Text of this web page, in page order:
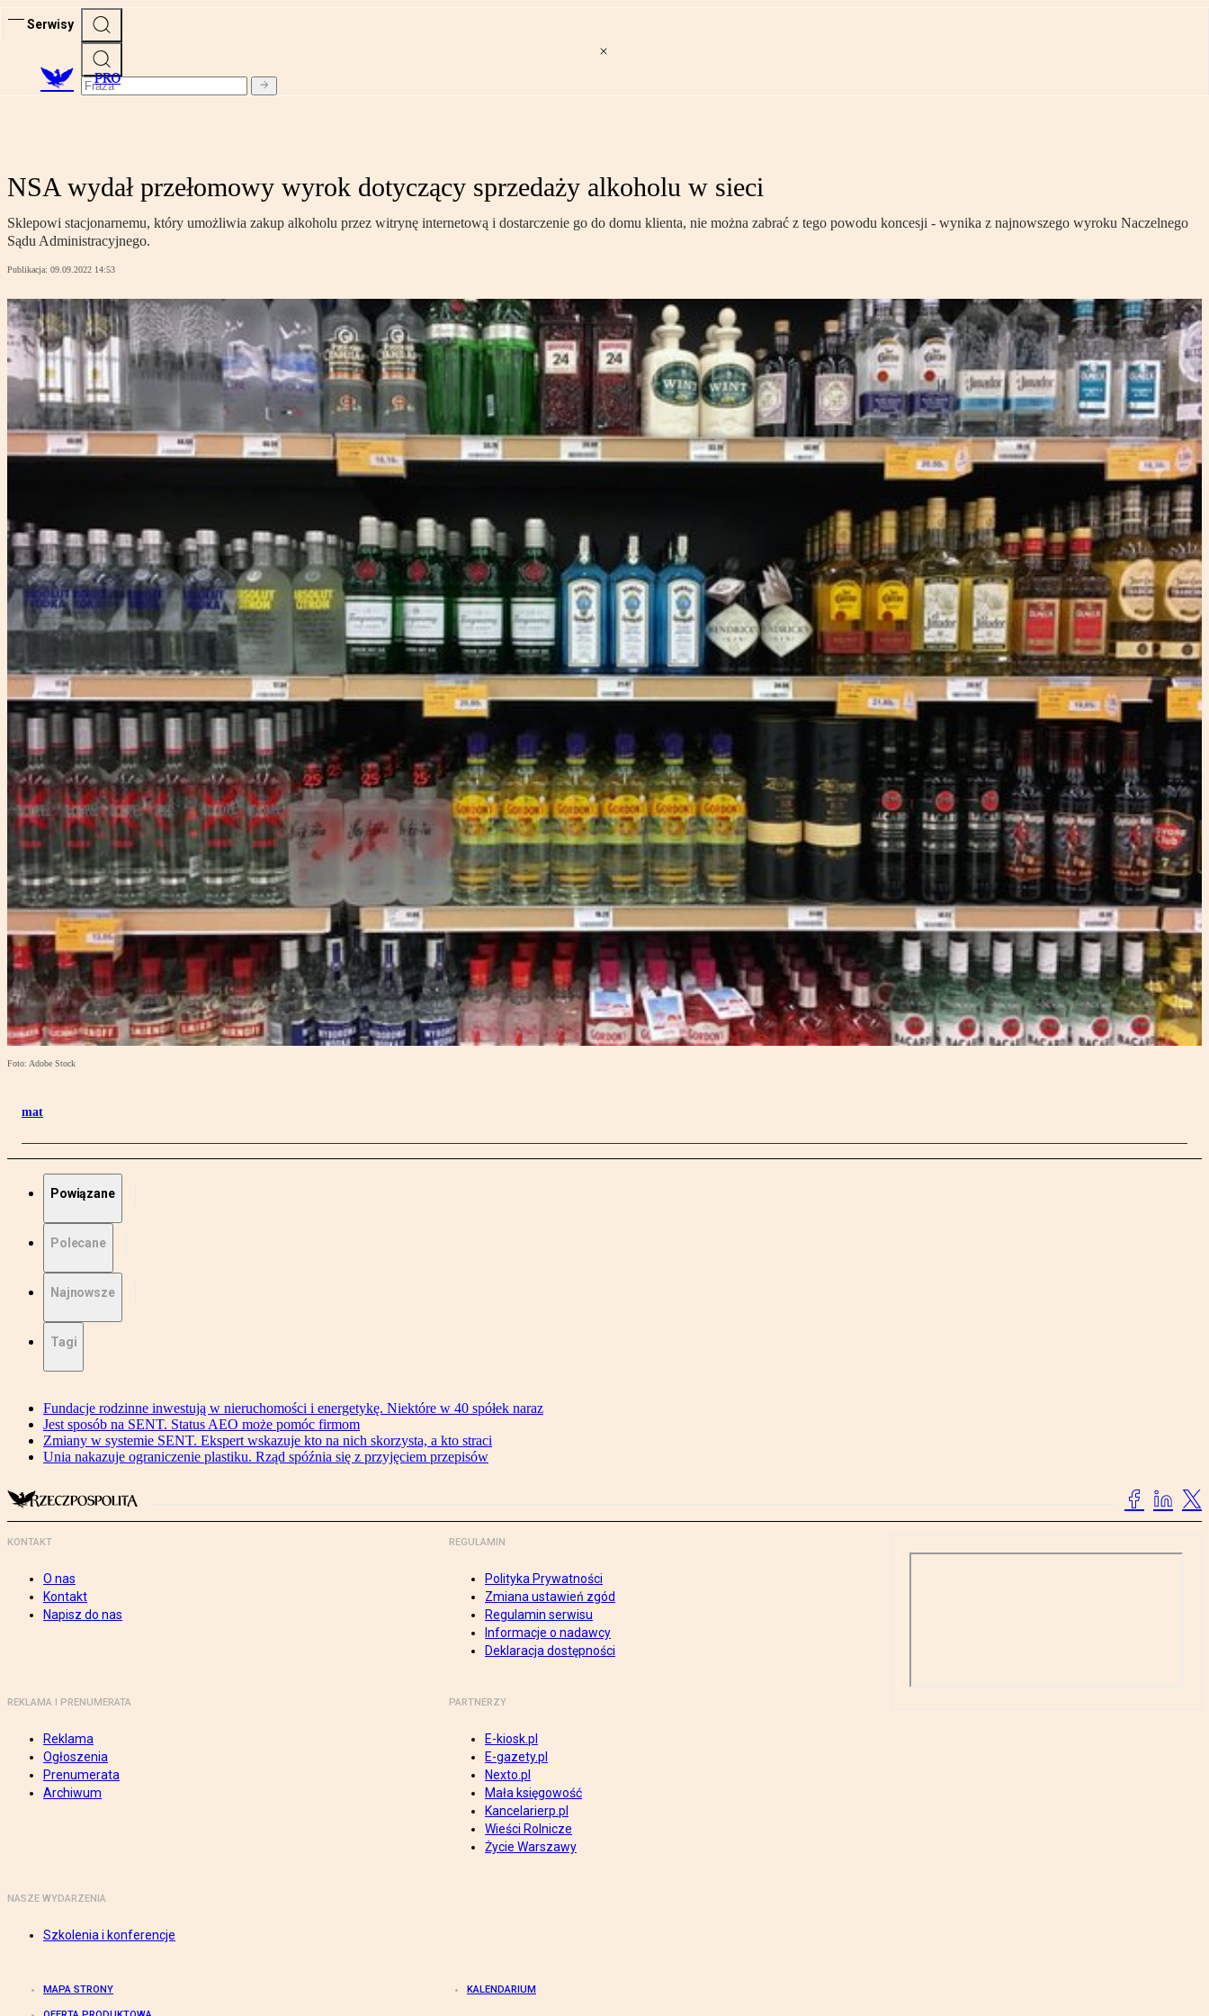
Serwisy
PRO
NSA wydał przełomowy wyrok dotyczący sprzedaży alkoholu w sieci
Sklepowi stacjonarnemu, który umożliwia zakup alkoholu przez witrynę internetową i dostarczenie go do domu klienta, nie można zabrać z tego powodu koncesji - wynika z najnowszego wyroku Naczelnego
Sądu Administracyjnego.
Publikacja: 09.09.2022 14:53
Foto: Adobe Stock
mat
Powiązane
Polecane
Najnowsze
Tagi
Fundacje rodzinne inwestują w nieruchomości i energetykę. Niektóre w 40 spółek naraz
Jest sposób na SENT. Status AEO może pomóc firmom
Zmiany w systemie SENT. Ekspert wskazuje kto na nich skorzysta, a kto straci
Unia nakazuje ograniczenie plastiku. Rząd spóźnia się z przyjęciem przepisów
KONTAKT
O nas
Kontakt
Napisz do nas
REGULAMIN
Polityka Prywatności
Zmiana ustawień zgód
Regulamin serwisu
Informacje o nadawcy
Deklaracja dostępności
REKLAMA I PRENUMERATA
Reklama
Ogłoszenia
Prenumerata
Archiwum
PARTNERZY
E-kiosk.pl
E-gazety.pl
Nexto.pl
Mała księgowość
Kancelarierp.pl
Wieści Rolnicze
Życie Warszawy
NASZE WYDARZENIA
Szkolenia i konferencje
MAPA STRONY KALENDARIUM